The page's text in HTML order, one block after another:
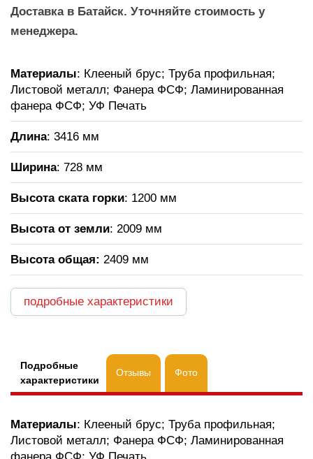
Доставка в Батайск. Уточняйте стоимость у
менеджера.
Материалы: Клееный брус; Труба профильная;
Листовой металл; Фанера ФСФ; Ламинированная
фанера ФСФ; УФ Печать
Длина: 3416 мм
Ширина: 728 мм
Высота ската горки: 1200 мм
Высота от земли: 2009 мм
Высота общая: 2409 мм
подробные характеристики
Подробные
характеристики
Отзывы Фото
Материалы: Клееный брус; Труба профильная;
Листовой металл; Фанера ФСФ; Ламинированная